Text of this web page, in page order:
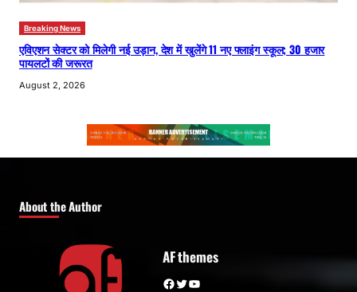
Breaking News
एविएशन सेक्टर को मिलेगी नई उड़ान, देश में खुलेंगे 11 नए फ्लाइंग स्कूल; 30 हजार
पायलटों की जरूरत
August 2, 2026
About the Author
AF themes
Facebook Twitter YouTube